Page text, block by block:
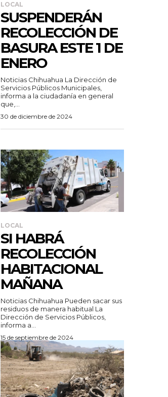
LOCAL
SUSPENDERÁN
RECOLECCIÓN DE
BASURA ESTE 1 DE
ENERO
Noticias Chihuahua La Dirección de
Servicios Públicos Municipales,
informa a la ciudadanía en general
que,...
30 de diciembre de 2024
LOCAL
SI HABRÁ
RECOLECCIÓN
HABITACIONAL
MAÑANA
Noticias Chihuahua Pueden sacar sus
residuos de manera habitual La
Dirección de Servicios Públicos,
informa a...
15 de septiembre de 2024